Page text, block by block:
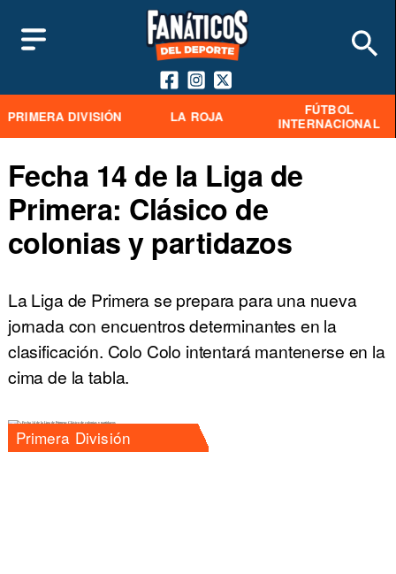
PRIMERA DIVISIÓN LA ROJA
FÚTBOL
INTERNACIONAL
Fecha 14 de la Liga de
Primera: Clásico de
colonias y partidazos
La Liga de Primera se prepara para una nueva
jornada con encuentros determinantes en la
clasificación. Colo Colo intentará mantenerse en la
cima de la tabla.
Primera División